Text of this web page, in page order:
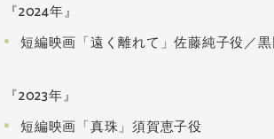
『2024年』
短編映画「遠く離れて」佐藤純子役／
『2023年』
短編映画「真珠」須賀恵子役